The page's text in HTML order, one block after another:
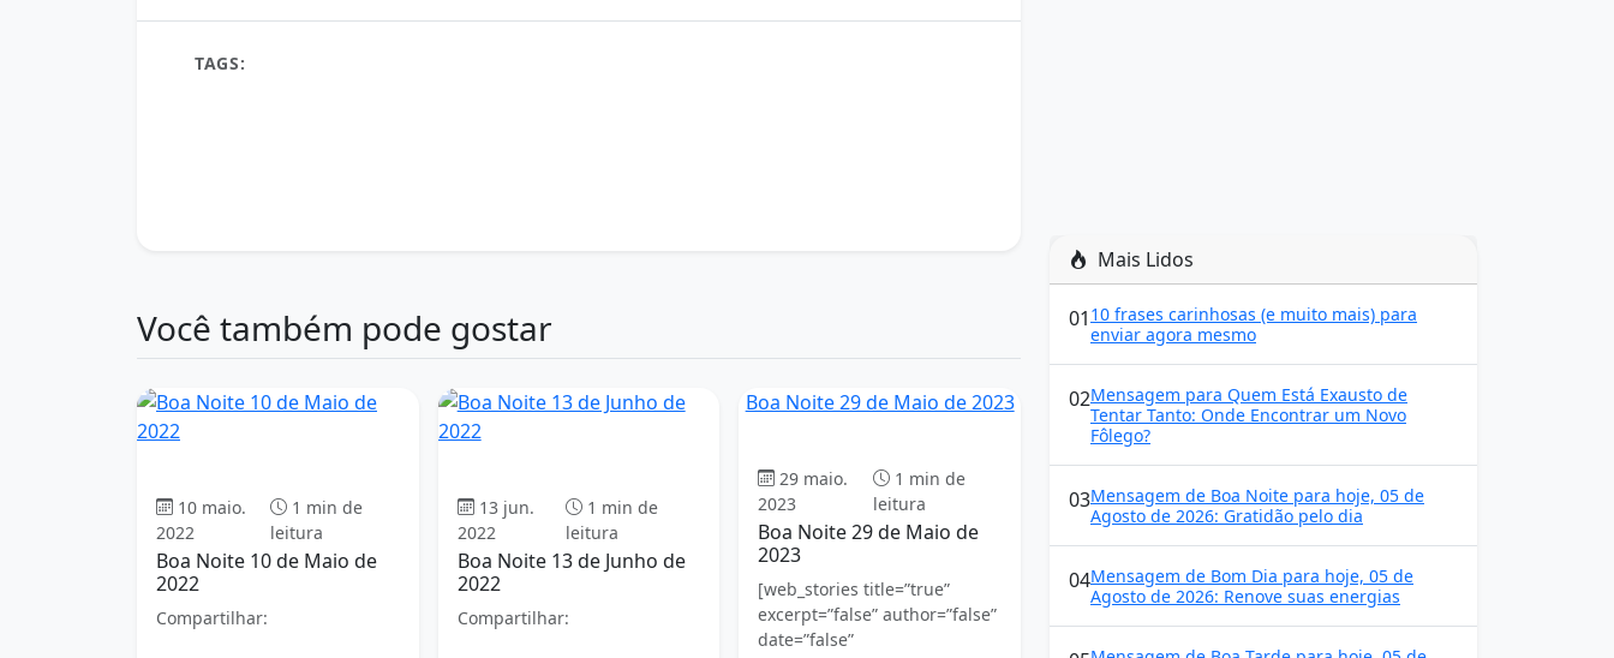
TAGS:
Você também pode gostar
10 maio.
2022
1 min de
leitura
Boa Noite 10 de Maio de
2022
Compartilhar:
13 jun.
2022
1 min de
leitura
Boa Noite 13 de Junho de
2022
Compartilhar:
Boa Noite 29 de Maio de 2023
29 maio.
2023
1 min de
leitura
Boa Noite 29 de Maio de
2023
[web_stories title=”true”
excerpt=”false” author=”false”
date=”false”
Mais Lidos
01 10 frases carinhosas (e muito mais) para
enviar agora mesmo
02Mensagem para Quem Está Exausto de
Tentar Tanto: Onde Encontrar um Novo
Fôlego?
03Mensagem de Boa Noite para hoje, 05 de
Agosto de 2026: Gratidão pelo dia
04Mensagem de Bom Dia para hoje, 05 de
Agosto de 2026: Renove suas energias